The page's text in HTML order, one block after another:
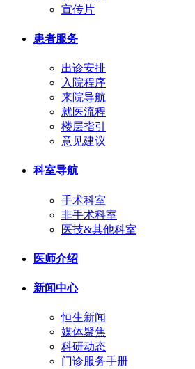
宣传片
患者服务
出诊安排
入院程序
来院导航
就医流程
楼层指引
意见建议
科室导航
手术科室
非手术科室
医技&其他科室
医师介绍
新闻中心
恒生新闻
媒体聚焦
科研动态
门诊服务手册